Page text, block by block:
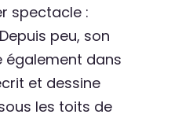
spectacle :
peu, son
également dans
et dessine
les toits de